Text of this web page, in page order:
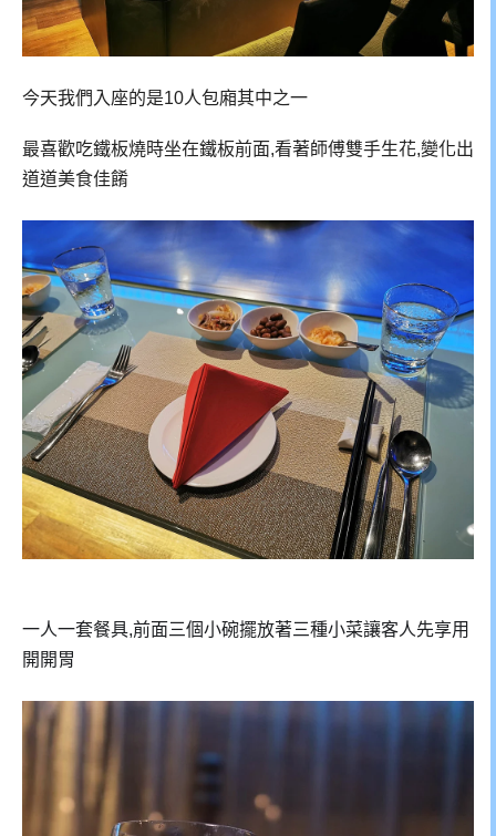
今天我們入座的是10人包廂其中之一
最喜歡吃鐵板燒時坐在鐵板前面,看著師傅雙手生花,變化出
道道美食佳餚
一人一套餐具,前面三個小碗擺放著三種小菜讓客人先享用
開開胃